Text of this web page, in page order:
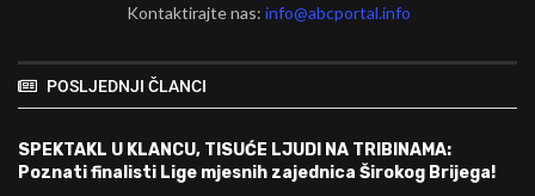
Kontaktirajte nas:info@abcportal.info
POSLJEDNJI ČLANCI
SPEKTAKL U KLANCU, TISUĆE LJUDI NA TRIBINAMA:
Poznati finalisti Lige mjesnih zajednica Širokog Brijega!